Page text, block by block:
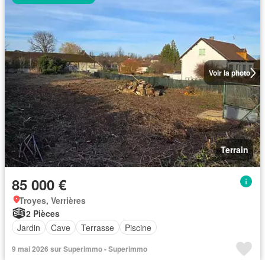
Voir la photo
Terrain
85 000 €
Troyes, Verrières
2 Pièces
Jardin
Cave Terrasse Piscine
9 mai 2026 sur Superimmo - Superimmo